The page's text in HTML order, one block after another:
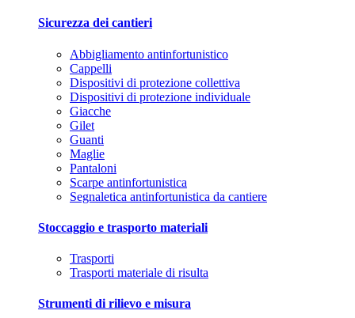
Sicurezza dei cantieri
Abbigliamento antinfortunistico
Cappelli
Dispositivi di protezione collettiva
Dispositivi di protezione individuale
Giacche
Gilet
Guanti
Maglie
Pantaloni
Scarpe antinfortunistica
Segnaletica antinfortunistica da cantiere
Stoccaggio e trasporto materiali
Trasporti
Trasporti materiale di risulta
Strumenti di rilievo e misura